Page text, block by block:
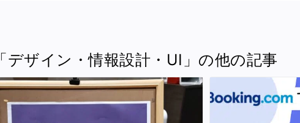
「デザイン・情報設計・UI」の他の記事